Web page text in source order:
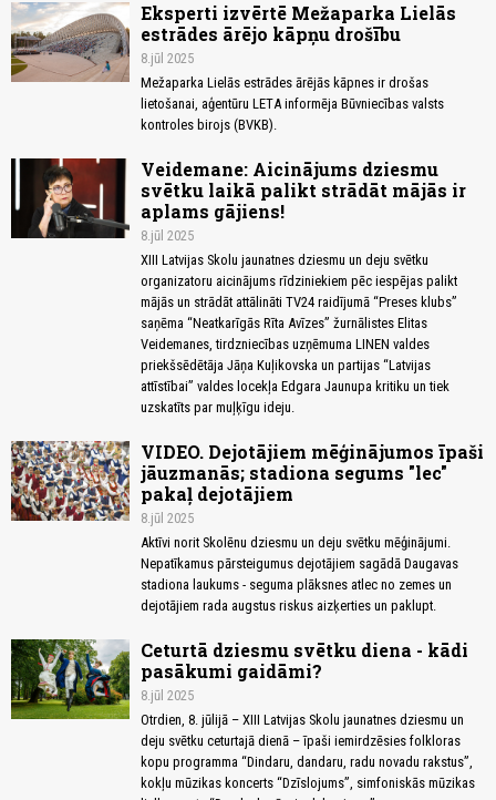
Eksperti izvērtē Mežaparka Lielās
estrādes ārējo kāpņu drošību
8.jūl 2025
Mežaparka Lielās estrādes ārējās kāpnes ir drošas
lietošanai, aģentūru LETA informēja Būvniecības valsts
kontroles birojs (BVKB).
Veidemane: Aicinājums dziesmu
svētku laikā palikt strādāt mājās ir
aplams gājiens!
8.jūl 2025
XIII Latvijas Skolu jaunatnes dziesmu un deju svētku
organizatoru aicinājums rīdziniekiem pēc iespējas palikt
mājās un strādāt attālināti TV24 raidījumā “Preses klubs”
saņēma “Neatkarīgās Rīta Avīzes” žurnālistes Elitas
Veidemanes, tirdzniecības uzņēmuma LINEN valdes
priekšsēdētāja Jāņa Kuļikovska un partijas “Latvijas
attīstībai” valdes locekļa Edgara Jaunupa kritiku un tiek
uzskatīts par muļķīgu ideju.
VIDEO. Dejotājiem mēģinājumos īpaši
jāuzmanās; stadiona segums "lec"
pakaļ dejotājiem
8.jūl 2025
Aktīvi norit Skolēnu dziesmu un deju svētku mēģinājumi.
Nepatīkamus pārsteigumus dejotājiem sagādā Daugavas
stadiona laukums - seguma plāksnes atlec no zemes un
dejotājiem rada augstus riskus aizķerties un paklupt.
Ceturtā dziesmu svētku diena - kādi
pasākumi gaidāmi?
8.jūl 2025
Otrdien, 8. jūlijā – XIII Latvijas Skolu jaunatnes dziesmu un
deju svētku ceturtajā dienā – īpaši iemirdzēsies folkloras
kopu programma “Dindaru, dandaru, radu novadu rakstus”,
kokļu mūzikas koncerts “Dzīslojums”, simfoniskās mūzikas